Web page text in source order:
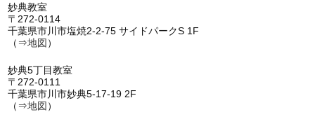
妙典教室
〒272-0114
千葉県市川市塩焼2-2-75 サイドパークS 1F
（⇒地図 ）
妙典5丁目教室
〒272-0111
千葉県市川市妙典5-17-19 2F
（⇒地図 ）